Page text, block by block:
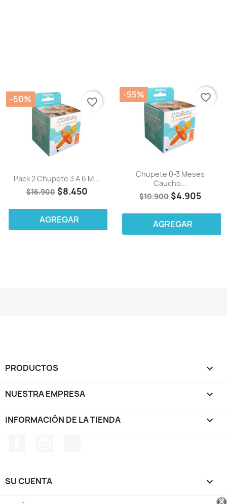
Pack 2 Chupete 3 A 6 M...
$16.900 $8.450
-50%
AGREGAR
favorite_border
Chupete 0-3 Meses
Caucho...
$10.900 $4.905
-55%
AGREGAR
favorite_border
PRODUCTOS 
NUESTRA EMPRESA 
INFORMACIÓN DE LA TIENDA keyboard_arrow_down
SU CUENTA 